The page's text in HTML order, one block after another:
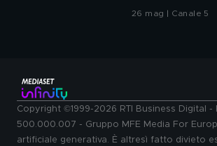
26 mag | Canale 5
Copyright ©1999-2026 RTI Business Digital
500.000.007 - Gruppo MFE Media For
artificiale generativa. È altresì fatto divieto